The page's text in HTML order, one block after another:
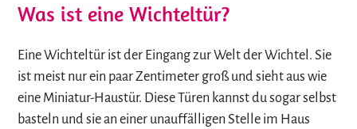
Was ist eine Wichteltür?
Eine Wichteltür ist der Eingang zur Welt der Wichtel. Sie
ist meist nur ein paar Zentimeter groß und sieht aus wie
eine Miniatur-Haustür. Diese Türen kannst du sogar selbst
basteln und sie an einer unauffälligen Stelle im Haus